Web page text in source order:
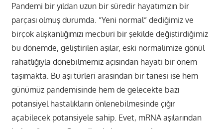
Pandemi bir yıldan uzun bir süredir hayatımızın bir
parçası olmuş durumda. “Yeni normal” dediğimiz ve
birçok alışkanlığımızı mecburi bir şekilde değiştirdiğimiz
bu dönemde, geliştirilen aşılar, eski normalimize gönül
rahatlığıyla dönebilmemiz açısından hayati bir önem
taşımakta. Bu aşı türleri arasından bir tanesi ise hem
günümüz pandemisinde hem de gelecekte bazı
potansiyel hastalıkların önlenebilmesinde çığır
açabilecek potansiyele sahip. Evet, mRNA aşılarından